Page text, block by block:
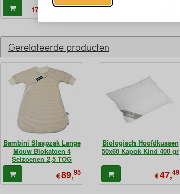
177,
€134,95
Gerelateerde producten
Bambini Slaapzak Lange
Mouw Biokatoen 4
Seizoenen 2,5 TOG
€89,95
Biologisch Hoofdkussen
50x60 Kapok Kind 400 gr
€47,49